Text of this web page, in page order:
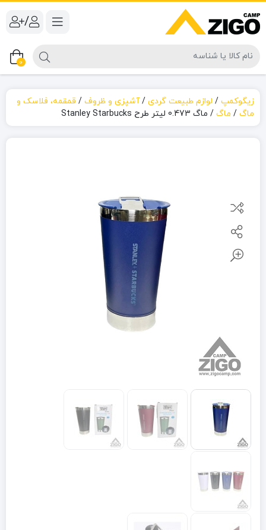
/
0
زیگوکمپ / لوازم طبیعت گردی /آشپزی و ظروف / قمقمه، فلاسک و
ماگ / ماگ / ماگ 0.473 لیتر طرح Stanley Starbucks